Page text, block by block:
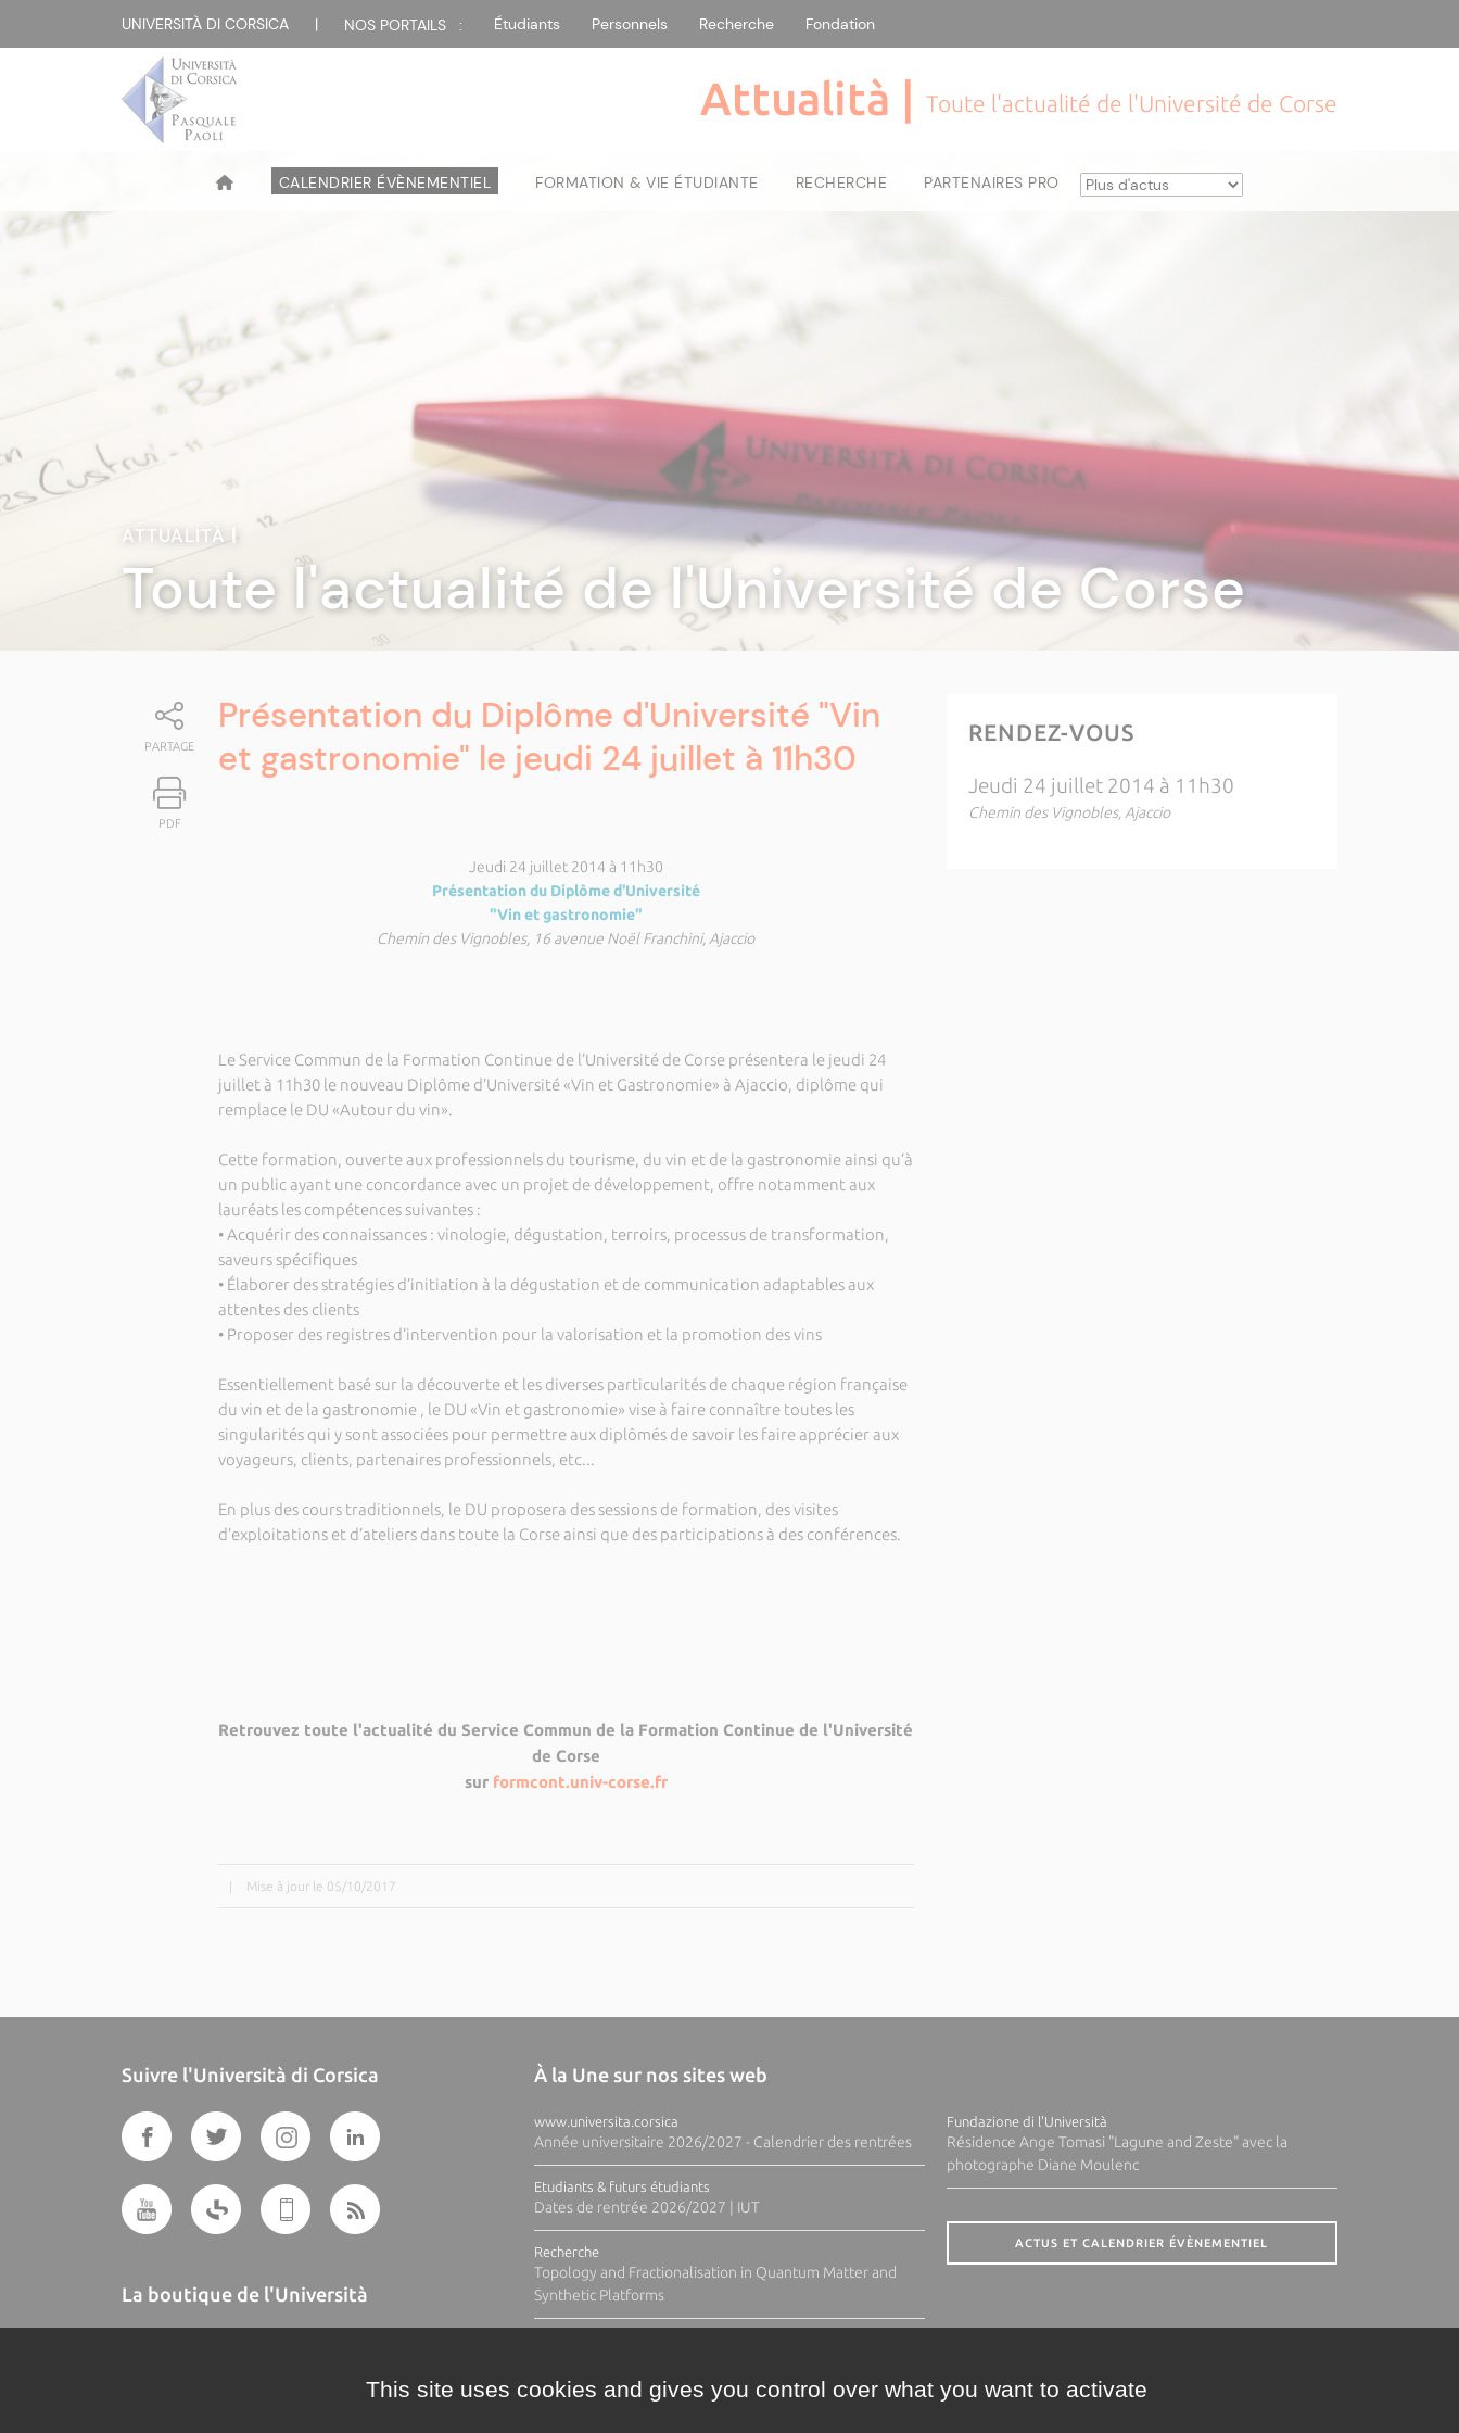
UNIVERSITÀ DI CORSICA | NOS PORTAILS : Étudiants Personnels Recherche Fondation
Attualità | Toute l'actualité de l'Université de Corse
CALENDRIER ÉVÈNEMENTIEL FORMATION & VIE ÉTUDIANTE RECHERCHE PARTENAIRES PRO
ATTUALITÀ|
Toute l'actualité de l'Université de Corse
PARTAGE
PDF
Présentation du Diplôme d'Université "Vin
et gastronomie" le jeudi 24 juillet à 11h30
Jeudi 24 juillet 2014 à 11h30
Présentation du Diplôme d'Université
"Vin et gastronomie"
Chemin des Vignobles, 16 avenue Noël Franchini, Ajaccio
Le Service Commun de la Formation Continue de l’Université de Corse présentera le jeudi 24
juillet à 11h30 le nouveau Diplôme d’Université «Vin et Gastronomie» à Ajaccio, diplôme qui
remplace le DU «Autour du vin».
Cette formation, ouverte aux professionnels du tourisme, du vin et de la gastronomie ainsi qu’à
un public ayant une concordance avec un projet de développement, offre notamment aux
lauréats les compétences suivantes :
• Acquérir des connaissances : vinologie, dégustation, terroirs, processus de transformation,
saveurs spécifiques
• Élaborer des stratégies d’initiation à la dégustation et de communication adaptables aux
attentes des clients
• Proposer des registres d’intervention pour la valorisation et la promotion des vins
Essentiellement basé sur la découverte et les diverses particularités de chaque région française
du vin et de la gastronomie , le DU «Vin et gastronomie» vise à faire connaître toutes les
singularités qui y sont associées pour permettre aux diplômés de savoir les faire apprécier aux
voyageurs, clients, partenaires professionnels, etc...
En plus des cours traditionnels, le DU proposera des sessions de formation, des visites
d’exploitations et d’ateliers dans toute la Corse ainsi que des participations à des conférences.
Retrouvez toute l'actualité du Service Commun de la Formation Continue de l'Université
de Corse
sur formcont.univ-corse.fr
Mise à jour le 05/10/2017
RENDEZ-VOUS
Jeudi 24 juillet 2014 à 11h30
Chemin des Vignobles, Ajaccio
Suivre l'Università di Corsica
La boutique de l'Università
À la Une sur nos sites web
www.universita.corsica
Année universitaire 2026/2027 - Calendrier des rentrées
Etudiants & futurs étudiants
Dates de rentrée 2026/2027 | IUT
Recherche
Topology and Fractionalisation in Quantum Matter and
Synthetic Platforms
Fundazione di l'Università
Résidence Ange Tomasi "Lagune and Zeste" avec la
photographe Diane Moulenc
ACTUS ET CALENDRIER ÉVÈNEMENTIEL
This site uses cookies and gives you control over what you want to activate